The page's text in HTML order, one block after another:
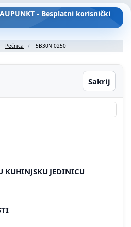
- Besplatni korisnički
Pećnica 5B30N 0250
Sakrij
KUHINJSKU JEDINICU